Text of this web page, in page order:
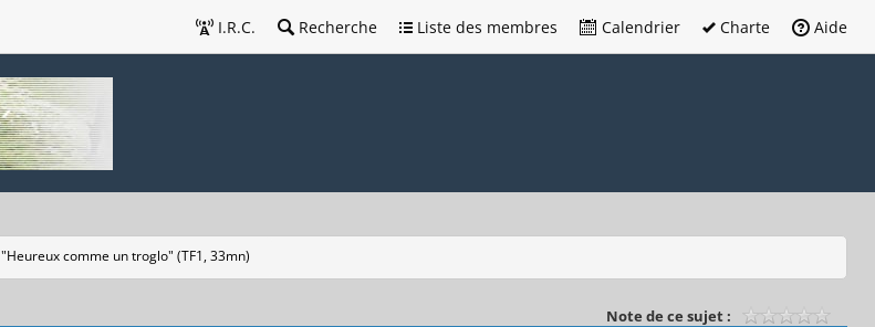
I.R.C. Recherche Liste des membres Calendrier Charte Aide
"Heureux comme un troglo" (TF1, 33mn)
Note de ce sujet :